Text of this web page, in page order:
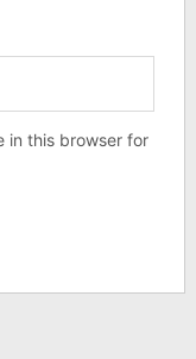
in this browser for